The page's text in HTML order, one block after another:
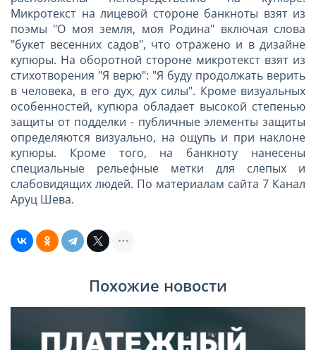
Микротекст на лицевой стороне банкноты взят из
поэмы "О моя земля, моя Родина" включая слова
"букет весенних садов", что отражено и в дизайне
купюры. На оборотной стороне микротекст взят из
стихотворения "Я верю": "Я буду продолжать верить
в человека, в его дух, дух силы". Кроме визуальных
особенностей, купюра обладает высокой степенью
защиты от подделки - публичные элементы защиты
определяются визуально, на ощупь и при наклоне
купюры. Кроме того, на банкноту нанесены
специальные рельефные метки для слепых и
слабовидящих людей. По материалам сайта 7 Канал
Аруц Шева.
Похожие новости